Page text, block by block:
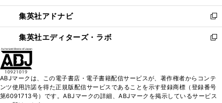
開
く
ウ
で
開
く
ン
ド
ウ
で
ウ
ィ
ン
ド
く
集英社アドナビ
新
し
い
ド
ウ
で
集英社エディターズ・ラボ
新
ィ
ン
ABJマークは、この電子書店・電子書籍配信サービスが、著作権者からコンテ
ンツ使用許諾を得た正規版配信サービスであることを示す登録商標（登録番号
第6091713号）です。ABJマークの詳細、ABJマークを掲示しているサービス